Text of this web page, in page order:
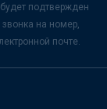
подтвержден
на номер,
почте.